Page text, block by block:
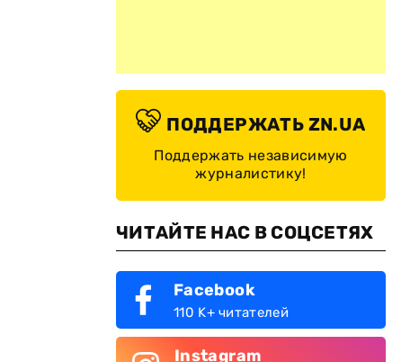
ПОДДЕРЖАТЬ ZN.UA
Поддержать независимую
журналистику!
ЧИТАЙТЕ НАС В СОЦСЕТЯХ
Facebook
110 K+ читателей
Instagram